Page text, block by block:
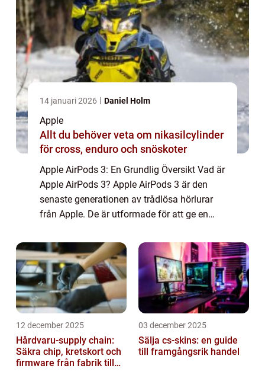
14 januari 2026 Daniel Holm
Apple
Allt du behöver veta om nikasilcylinder
för cross, enduro och snöskoter
Apple AirPods 3: En Grundlig Översikt Vad är
Apple AirPods 3? Apple AirPods 3 är den
senaste generationen av trådlösa hörlurar
från Apple. De är utformade för att ge en
är kända för sin bekväma passform och...
12 december 2025
Hårdvaru-supply chain:
Säkra chip, kretskort och
firmware från fabrik till
03 december 2025
Sälja cs-skins: en guide
till framgångsrik handel